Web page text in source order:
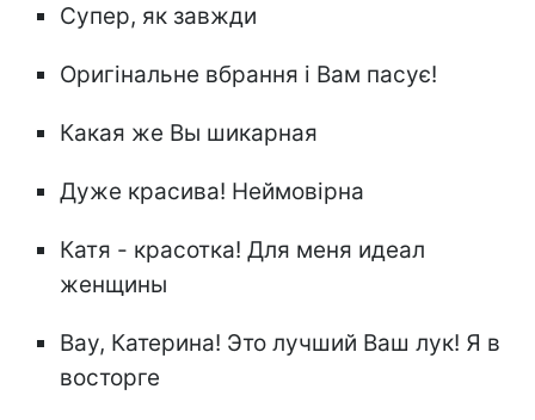
Супер, як завжди
Оригінальне вбрання і Вам пасує!
Какая же Вы шикарная
Дуже красива! Неймовірна
Катя - красотка! Для меня идеал
женщины
Вау, Катерина! Это лучший Ваш лук! Я в
восторге